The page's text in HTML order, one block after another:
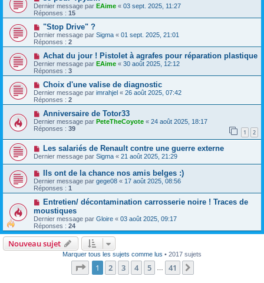
Dernier message par EAime « 03 sept. 2025, 11:27
Réponses : 15
"Stop Drive" ?
Dernier message par Sigma « 01 sept. 2025, 21:01
Réponses : 2
Achat du jour ! Pistolet à agrafes pour réparation plastique
Dernier message par EAime « 30 août 2025, 12:12
Réponses : 3
Choix d'une valise de diagnostic
Dernier message par imrahjel « 26 août 2025, 07:42
Réponses : 2
Anniversaire de Totor33
Dernier message par PeteTheCoyote « 24 août 2025, 18:17
Réponses : 39 1 2
Les salariés de Renault contre une guerre externe
Dernier message par Sigma « 21 août 2025, 21:29
Ils ont de la chance nos amis belges :)
Dernier message par gege08 « 17 août 2025, 08:56
Réponses : 1
Entretien/ décontamination carrosserie noire ! Traces de
moustiques
Dernier message par Gloire « 03 août 2025, 09:17
Réponses : 24
Nouveau sujet
Marquer tous les sujets comme lus • 2017 sujets
Page 1sur41
1 2 3 4 5 41